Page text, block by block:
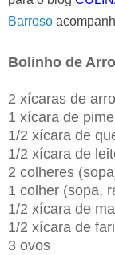
Barroso
Bolinho de
2 xícaras de
1 xícara de
1/2 xícara de
1/2 xícara de
2 colheres
1 colher (sopa,
1/2 xícara de
1/2 xícara de
3 ovos